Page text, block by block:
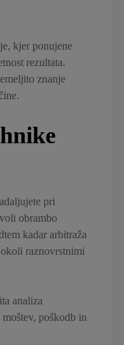
kjer ponujene
rezultata.
znanje
pri
obrambo
kadar arbitraža
raznovrstnimi
analiza
poškodb in